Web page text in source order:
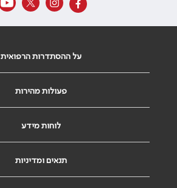
על ההסתדרות הרפואית
פעולות מהירות
לוחות מידע
תנאים ומדיניות